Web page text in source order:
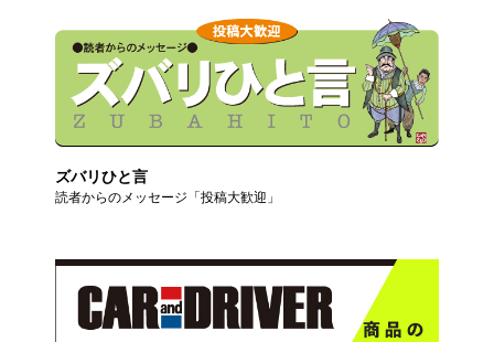
ズバリひと言
読者からのメッセージ「投稿大歓迎」